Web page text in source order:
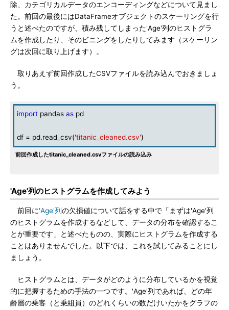
除、カテゴリカルデータのエンコーディングなどについて見まし
た。前回の最後にはDataFrameオブジェクトのスケーリングを行
うと述べたのですが、積み残してしまった'Age'列のヒストグラ
ムを作成したり、そのビニングをしたりしてみます（スケーリン
グは次回に取り上げます）。
取りあえず前回作成したCSVファイルを読み込んでおきましょ
う。
import pandas as pd
df = pd.read_csv('titanic_cleaned.csv')
前回作成したtitanic_cleaned.csvファイルの読み込み
'Age'列のヒストグラムを作成してみよう
前回に'Age'列の欠損値について話をする中で「まずは'Age'列
のヒストグラムを作成するなどして、データの分布を確認するこ
とが重要です」と述べたものの、実際にヒストグラムを作成する
ことはありませんでした。以下では、これを試してみることにし
ましょう。
ヒストグラムとは、データがどのように分布しているかを視覚
的に把握するための手法の一つです。'Age'列であれば、どの年
齢層の乗客（と乗組員）のどれくらいの数だけいたかをグラフの